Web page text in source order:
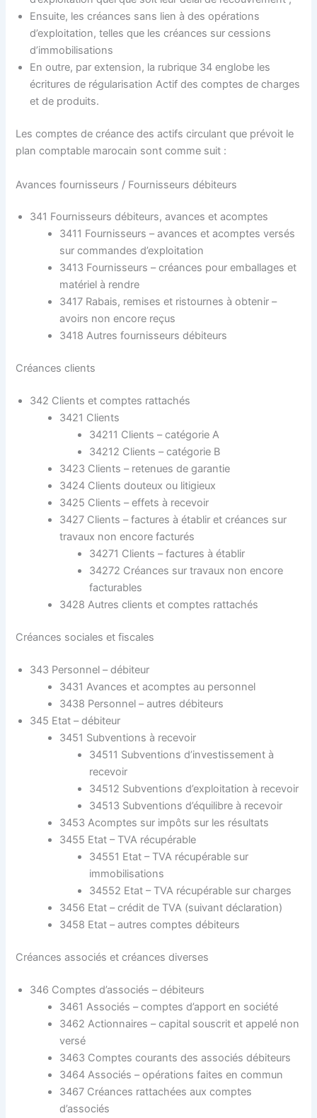
Ensuite, les créances sans lien à des opérations
d’exploitation, telles que les créances sur cessions
d’immobilisations
En outre, par extension, la rubrique 34 englobe les
écritures de régularisation Actif des comptes de charges
et de produits.
Les comptes de créance des actifs circulant que prévoit le
plan comptable marocain sont comme suit :
Avances fournisseurs / Fournisseurs débiteurs
341 Fournisseurs débiteurs, avances et acomptes
3411 Fournisseurs – avances et acomptes versés
sur commandes d’exploitation
3413 Fournisseurs – créances pour emballages et
matériel à rendre
3417 Rabais, remises et ristournes à obtenir –
avoirs non encore reçus
3418 Autres fournisseurs débiteurs
Créances clients
342 Clients et comptes rattachés
3421 Clients
34211 Clients – catégorie A
34212 Clients – catégorie B
3423 Clients – retenues de garantie
3424 Clients douteux ou litigieux
3425 Clients – effets à recevoir
3427 Clients – factures à établir et créances sur
travaux non encore facturés
34271 Clients – factures à établir
34272 Créances sur travaux non encore
facturables
3428 Autres clients et comptes rattachés
Créances sociales et fiscales
343 Personnel – débiteur
3431 Avances et acomptes au personnel
3438 Personnel – autres débiteurs
345 Etat – débiteur
3451 Subventions à recevoir
34511 Subventions d’investissement à
recevoir
34512 Subventions d’exploitation à recevoir
34513 Subventions d’équilibre à recevoir
3453 Acomptes sur impôts sur les résultats
3455 Etat – TVA récupérable
34551 Etat – TVA récupérable sur
immobilisations
34552 Etat – TVA récupérable sur charges
3456 Etat – crédit de TVA (suivant déclaration)
3458 Etat – autres comptes débiteurs
Créances associés et créances diverses
346 Comptes d’associés – débiteurs
3461 Associés – comptes d’apport en société
3462 Actionnaires – capital souscrit et appelé non
versé
3463 Comptes courants des associés débiteurs
3464 Associés – opérations faites en commun
3467 Créances rattachées aux comptes
d’associés